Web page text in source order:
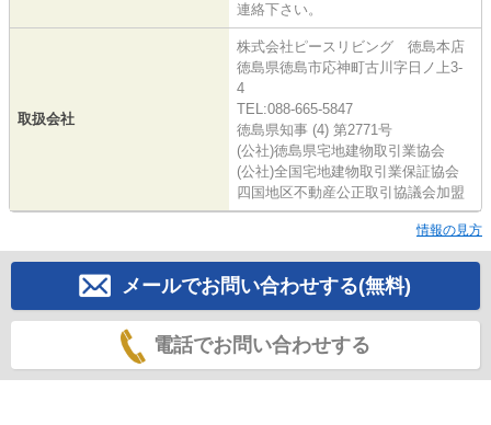
連絡下さい。
取扱会社
株式会社ピースリビング 徳島本店
徳島県徳島市応神町古川字日ノ上3-
4
TEL:088-665-5847
徳島県知事 (4) 第2771号
(公社)徳島県宅地建物取引業協会
(公社)全国宅地建物取引業保証協会
四国地区不動産公正取引協議会加盟
情報の見方
メールでお問い合わせする(無料)
電話でお問い合わせする